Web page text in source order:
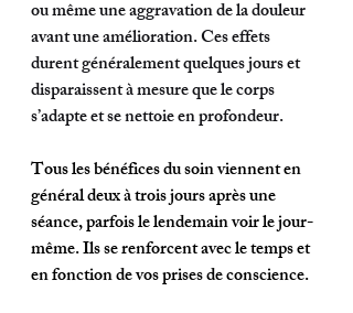
ou même une aggravation de la douleur
avant une amélioration. Ces effets
durent généralement quelques jours et
disparaissent à mesure que le corps
s’adapte et se nettoie en profondeur.
Tous les bénéfices du soin viennent en
général deux à trois jours après une
séance, parfois le lendemain voir le jour-
même. Ils se renforcent avec le temps et
en fonction de vos prises de conscience.